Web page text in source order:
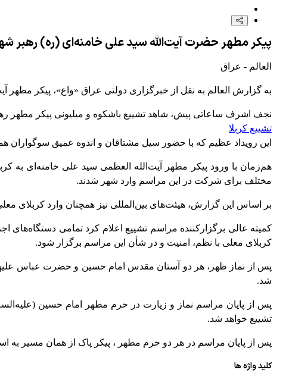
ورود فرمانده تروریست‌های آمریکایی به تل‌آویو
فرار مغزها و سرمایه‌ها؛ هزینه پنهان جنگ برای اقتصاد در حال خونریزی رژیم
گزارش العالم از تشدید حملات رژیم صهیونیستی در جنوب لبنان+ فیلم
پیکر مطهر حضرت آیت‌الله سید علی خامنه‌ای (ره) رهبر
العالم - عراق
به گزارش العالم به نقل از خبرگزاری دولتی عراق «واع»، پیکر مطهر
نجف اشرف ساعاتی پیش، شاهد تشییع باشکوه و میلیونی پیکر مطهر
تشییع کربلا
این رویداد عظیم که با حضور سیل مشتاقان و اندوه عمیق سوگواران
هم‌زمان با ورود پیکر مطهر آیت‌الله العظمی سید علی خامنه‌ای
مختلف برای شرکت در این مراسم وارد شهر شدند.
بر اساس این گزارش، هیئت‌های بین‌المللی نیز همچنان وارد کربلای
کمیته عالی برگزارکننده مراسم تشییع اعلام کرد تمامی دستگاه‌های
کربلای معلی با نظم، امنیت و در شأن این مراسم برگزار شود.
پس از نماز ظهر، هر دو آستان مقدس امام حسین و حضرت عباس
شد.
پس از پایان مراسم نماز و زیارت در حرم مطهر امام حسین
تشییع خواهد شد.
پس از پایان مراسم در هر دو حرم مطهر ، پیکر پاک از همان مسیر به
کلید واژه ها